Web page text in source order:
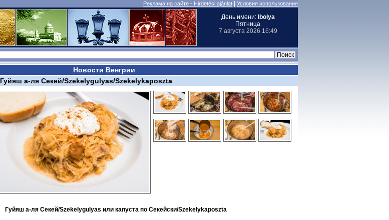
Реклама на сайте - Hirdetési ajánlat Условия использования
День имени: Ibolya
Пятница
7 августа 2026 16:49
Новости Венгрии
Гуйяш а-ля Секей/Szekelygulyas/Szekelykaposzta
Гуйяш а-ля Секей/Szekelygulyas или капуста по Секейски/Szekelykaposzta